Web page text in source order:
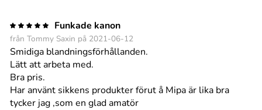
Funkade kanon
från Tommy Saxin på 2021-06-12
Smidiga blandningsförhållanden.
Lätt att arbeta med.
Bra pris.
Har använt sikkens produkter förut å Mipa är lika bra
tycker jag ,som en glad amatör